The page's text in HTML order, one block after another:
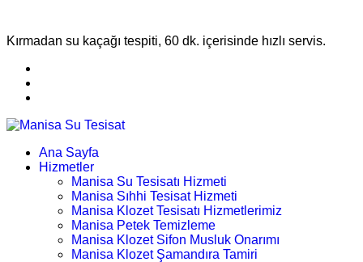
Kırmadan su kaçağı tespiti, 60 dk. içerisinde hızlı servis.
Ana Sayfa
Hizmetler
Manisa Su Tesisatı Hizmeti
Manisa Sıhhi Tesisat Hizmeti
Manisa Klozet Tesisatı Hizmetlerimiz
Manisa Petek Temizleme
Manisa Klozet Sifon Musluk Onarımı
Manisa Klozet Şamandıra Tamiri